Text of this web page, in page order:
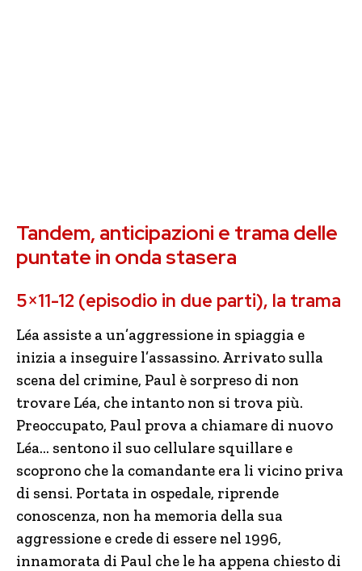
Tandem, anticipazioni e trama delle
puntate in onda stasera
5×11-12 (episodio in due parti), la trama
Léa assiste a un’aggressione in spiaggia e
inizia a inseguire l’assassino. Arrivato sulla
scena del crimine, Paul è sorpreso di non
trovare Léa, che intanto non si trova più.
Preoccupato, Paul prova a chiamare di nuovo
Léa… sentono il suo cellulare squillare e
scoprono che la comandante era li vicino priva
di sensi. Portata in ospedale, riprende
conoscenza, non ha memoria della sua
aggressione e crede di essere nel 1996,
innamorata di Paul che le ha appena chiesto di